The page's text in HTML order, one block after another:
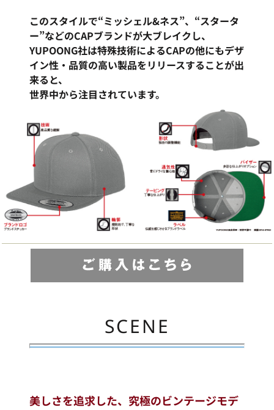
このスタイルで“ミッシェル&ネス”、“スタータ
ー”などのCAPブランドが大ブレイクし、
YUPOONG社は特殊技術によるCAPの他にもデザ
イン性・品質の高い製品をリリースすることが出
来ると、
世界中から注目されています。
SCENE
美しさを追求した、究極のビンテージモデ